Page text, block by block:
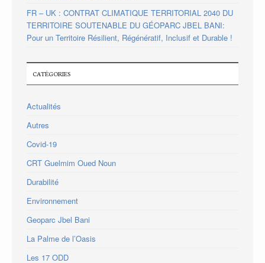
FR – UK : CONTRAT CLIMATIQUE TERRITORIAL 2040 DU
TERRITOIRE SOUTENABLE DU GÉOPARC JBEL BANI:
Pour un Territoire Résilient, Régénératif, Inclusif et Durable !
CATÉGORIES
Actualités
Autres
Covid-19
CRT Guelmim Oued Noun
Durabilité
Environnement
Geoparc Jbel Bani
La Palme de l’Oasis
Les 17 ODD